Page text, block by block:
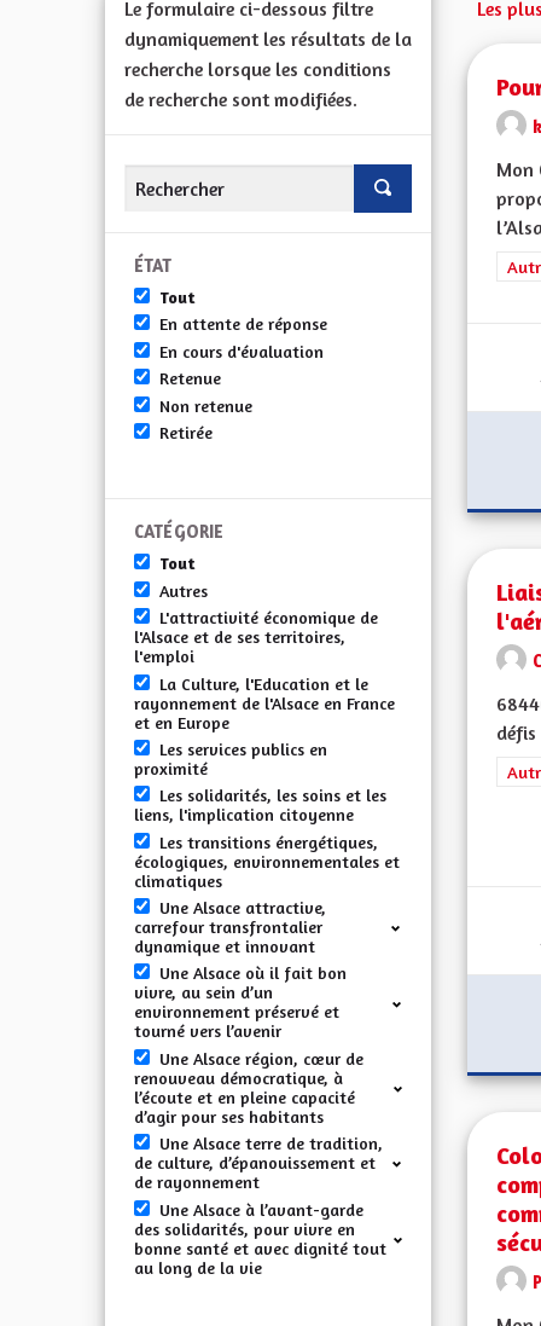
Le formulaire ci-dessous filtre
dynamiquement les résultats de la
recherche lorsque les conditions
de recherche sont modifiées.
ÉTAT
Tout
En attente de réponse
En cours d'évaluation
Retenue
Non retenue
Retirée
CATÉGORIE
Tout
Autres
L'attractivité économique de
l'Alsace et de ses territoires,
l'emploi
La Culture, l'Education et le
rayonnement de l'Alsace en France
et en Europe
Les services publics en
proximité
Les solidarités, les soins et les
liens, l'implication citoyenne
Les transitions énergétiques,
écologiques, environnementales et
climatiques
Une Alsace attractive,
carrefour transfrontalier
dynamique et innovant
Une Alsace où il fait bon
vivre, au sein d’un
environnement préservé et
tourné vers l’avenir
Une Alsace région, cœur de
renouveau démocratique, à
l’écoute et en pleine capacité
d’agir pour ses habitants
Une Alsace terre de tradition,
de culture, d’épanouissement et
de rayonnement
Une Alsace à l’avant-garde
des solidarités, pour vivre en
bonne santé et avec dignité tout
au long de la vie
Les
Mon